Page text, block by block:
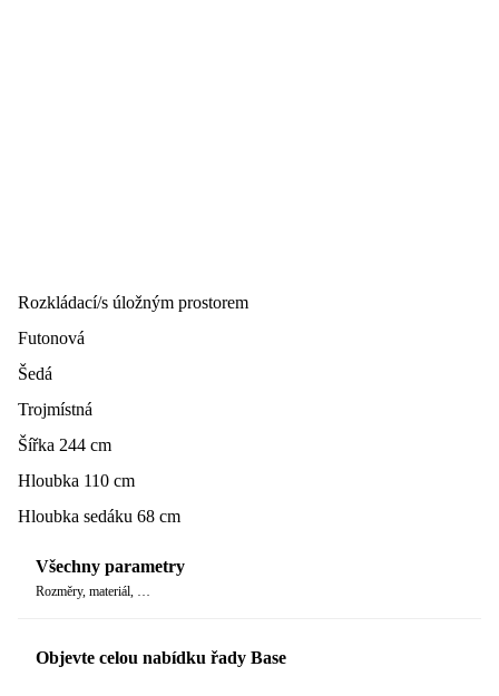
Rozkládací/s úložným prostorem
Futonová
Šedá
Trojmístná
Šířka 244 cm
Hloubka 110 cm
Hloubka sedáku 68 cm
Všechny parametry
Rozměry, materiál, …
Objevte celou nabídku řady Base